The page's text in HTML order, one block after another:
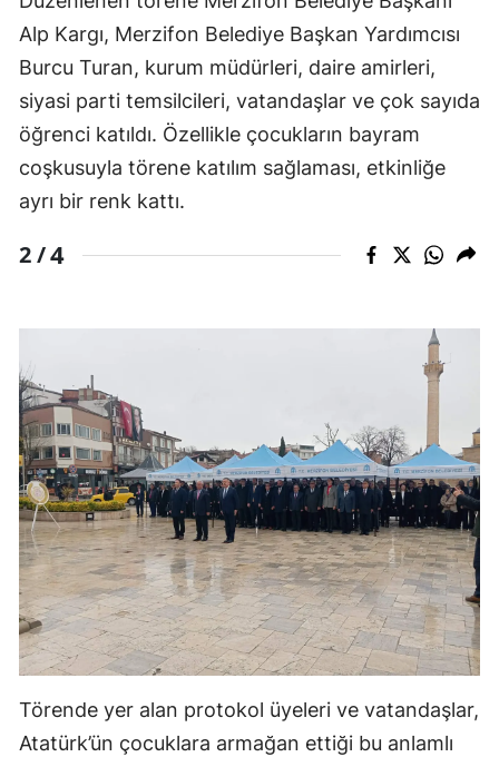
Alp Kargı, Merzifon Belediye Başkan Yardımcısı
Burcu Turan, kurum müdürleri, daire amirleri,
siyasi parti temsilcileri, vatandaşlar ve çok sayıda
öğrenci katıldı. Özellikle çocukların bayram
coşkusuyla törene katılım sağlaması, etkinliğe
ayrı bir renk kattı.
2 /4
Törende yer alan protokol üyeleri ve vatandaşlar,
Atatürk’ün çocuklara armağan ettiği bu anlamlı